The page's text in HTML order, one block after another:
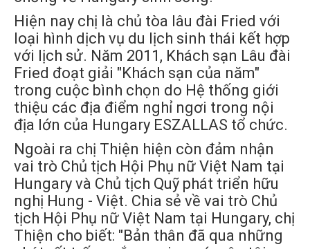
Hiện nay chị là chủ tòa lâu đài Fried với
loại hình dịch vụ du lịch sinh thái kết hợp
với lịch sử. Năm 2011, Khách sạn Lâu đài
Fried đoạt giải "Khách sạn của năm"
trong cuộc bình chọn do Hệ thống giới
thiệu các địa điểm nghỉ ngơi trong nội
địa lớn của Hungary ESZALLAS tổ chức.
Ngoài ra chị Thiện hiện còn đảm nhận
vai trò Chủ tịch Hội Phụ nữ Việt Nam tại
Hungary và Chủ tịch Quỹ phát triển hữu
nghị Hung - Việt. Chia sẻ về vai trò Chủ
tịch Hội Phụ nữ Việt Nam tại Hungary, chị
Thiện cho biết: "Bản thân đã qua những